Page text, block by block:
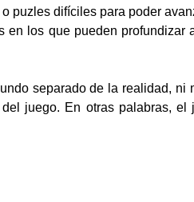
puzles difíciles para poder
los que pueden profundizar
separado de la realidad,
juego. En otras palabras,